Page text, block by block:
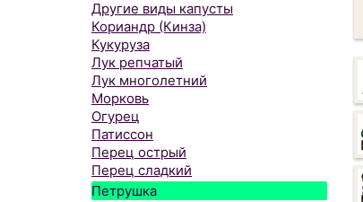
Другие виды капусты
Кориандр (Кинза)
Кукуруза
Лук репчатый
Лук многолетний
Морковь
Огурец
Патиссон
Перец острый
Перец сладкий
Петрушка